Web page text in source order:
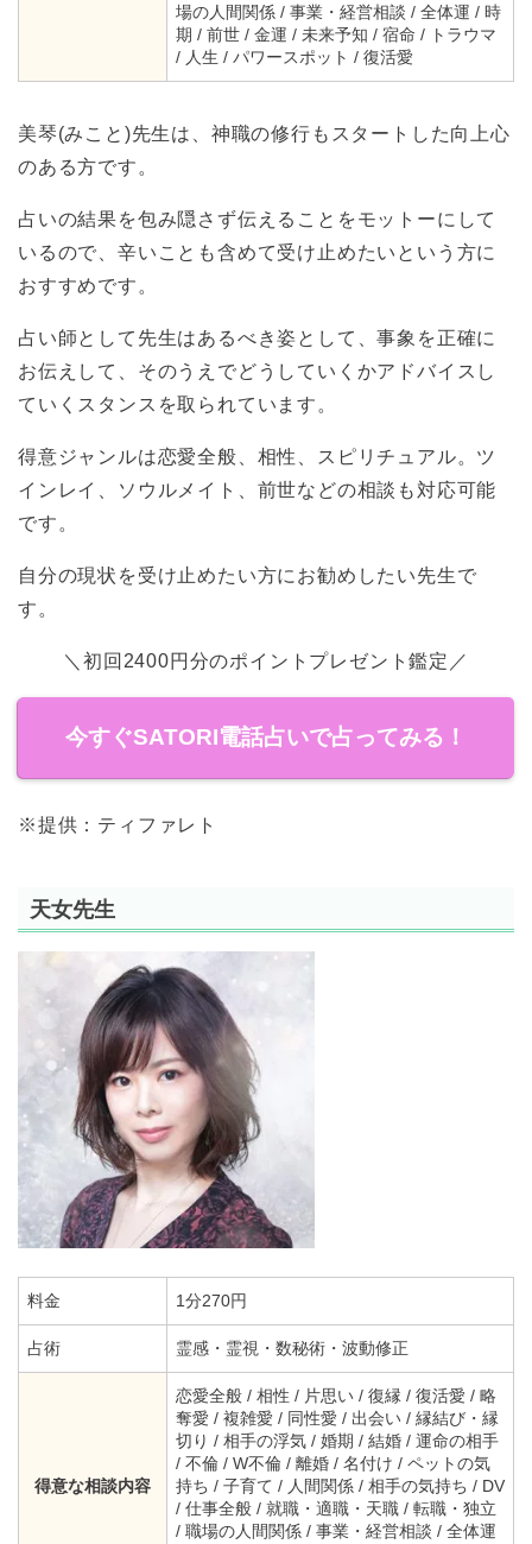
場の人間関係 / 事業・経営相談 / 全体運 / 時
期 / 前世 / 金運 / 未来予知 / 宿命 / トラウマ
/ 人生 / パワースポット / 復活愛
美琴(みこと)先生は、神職の修行もスタートした向上心
のある方です。
占いの結果を包み隠さず伝えることをモットーにして
いるので、辛いことも含めて受け止めたいという方に
おすすめです。
占い師として先生はあるべき姿として、事象を正確に
お伝えして、そのうえでどうしていくかアドバイスし
ていくスタンスを取られています。
得意ジャンルは恋愛全般、相性、スピリチュアル。ツ
インレイ、ソウルメイト、前世などの相談も対応可能
です。
自分の現状を受け止めたい方にお勧めしたい先生で
す。
＼初回2400円分のポイントプレゼント鑑定／
今すぐSATORI電話占いで占ってみる！
※提供：ティファレト
天女先生
料金 1分270円
占術 霊感・霊視・数秘術・波動修正
得意な相談内容
恋愛全般 / 相性 / 片思い / 復縁 / 復活愛 / 略
奪愛 / 複雑愛 / 同性愛 / 出会い / 縁結び・縁
切り / 相手の浮気 / 婚期 / 結婚 / 運命の相手
/ 不倫 / W不倫 / 離婚 / 名付け / ペットの気
持ち / 子育て / 人間関係 / 相手の気持ち / DV
/ 仕事全般 / 就職・適職・天職 / 転職・独立
/ 職場の人間関係 / 事業・経営相談 / 全体運